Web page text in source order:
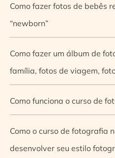
Como fazer fotos de bebês
“newborn”
Como fazer um álbum de
família, fotos de viagem,
Como funciona o curso de
Como o curso de fotografia
desenvolver seu estilo